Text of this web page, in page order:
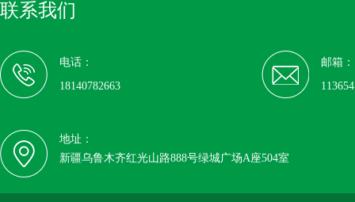
联系我们
电话：
18140782663
邮箱：
地址：
新疆乌鲁木齐红光山路888号绿城广场A座504室